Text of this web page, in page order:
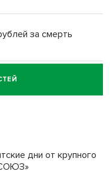
за смерть
за смерть
дни от крупного